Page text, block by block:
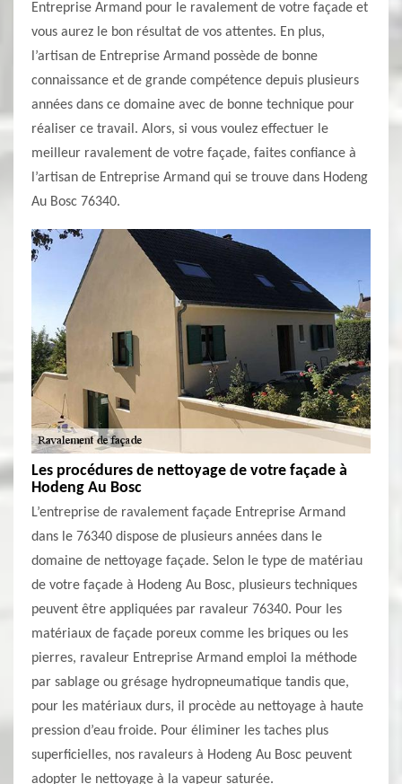
Entreprise Armand pour le ravalement de votre façade et
vous aurez le bon résultat de vos attentes. En plus,
l’artisan de Entreprise Armand possède de bonne
connaissance et de grande compétence depuis plusieurs
années dans ce domaine avec de bonne technique pour
réaliser ce travail. Alors, si vous voulez effectuer le
meilleur ravalement de votre façade, faites confiance à
l’artisan de Entreprise Armand qui se trouve dans Hodeng
Au Bosc 76340.
Les procédures de nettoyage de votre façade à
Hodeng Au Bosc
L’entreprise de ravalement façade Entreprise Armand
dans le 76340 dispose de plusieurs années dans le
domaine de nettoyage façade. Selon le type de matériau
de votre façade à Hodeng Au Bosc, plusieurs techniques
peuvent être appliquées par ravaleur 76340. Pour les
matériaux de façade poreux comme les briques ou les
pierres, ravaleur Entreprise Armand emploi la méthode
par sablage ou grésage hydropneumatique tandis que,
pour les matériaux durs, il procède au nettoyage à haute
pression d’eau froide. Pour éliminer les taches plus
superficielles, nos ravaleurs à Hodeng Au Bosc peuvent
adopter le nettoyage à la vapeur saturée.